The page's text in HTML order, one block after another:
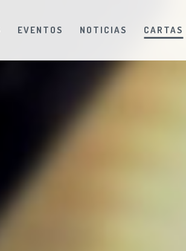
EVENTOS NOTICIAS CARTAS